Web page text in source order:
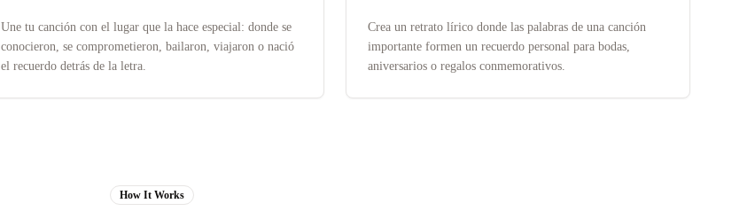
Une tu canción con el lugar que la hace especial: donde se
conocieron, se comprometieron, bailaron, viajaron o nació
el recuerdo detrás de la letra.
Crea un retrato lírico donde las palabras de una canción
importante formen un recuerdo personal para bodas,
aniversarios o regalos conmemorativos.
How It Works